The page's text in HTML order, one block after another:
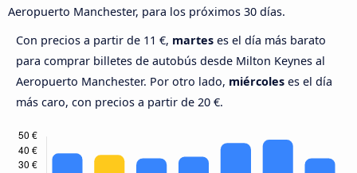
Aeropuerto Manchester, para los próximos 30 días.
Con precios a partir de 11 €, martes es el día más barato
para comprar billetes de autobús desde Milton Keynes al
Aeropuerto Manchester. Por otro lado, miércoles es el día
más caro, con precios a partir de 20 €.